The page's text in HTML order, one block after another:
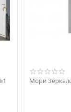
Мори